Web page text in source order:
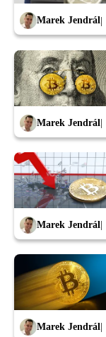
Marek Jendrál
Marek Jendrál
Marek Jendrál
Marek Jendrál